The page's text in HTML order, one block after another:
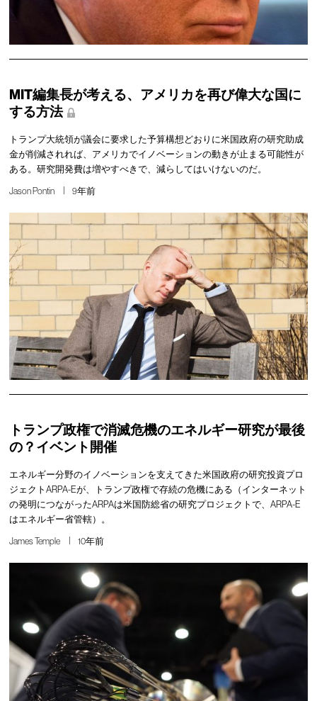
MIT編集長が考える、アメリカを再び偉大な国に
する方法
トランプ大統領が議会に要求した予算構想どおりに米国政府の研究助成
金が削減されれば、アメリカでイノベーションの動きが止まる可能性が
ある。研究開発費は増やすべきで、減らしてはいけないのだ。
Jason Pontin 9年前
トランプ政権で消滅危機のエネルギー研究が最後
の？イベント開催
エネルギー分野のイノベーションを支えてきた米国政府の研究投資プロ
ジェクトARPA-Eが、トランプ政権で存続の危機にある（インターネット
の発明につながったARPAは米国防総省の研究プロジェクトで、ARPA-E
はエネルギー省管轄）。
James Temple 10年前